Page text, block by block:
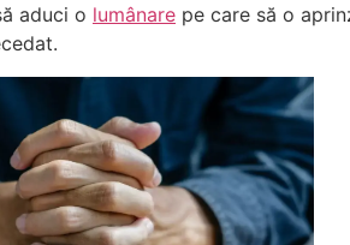
aduci o lumânare pe care să o